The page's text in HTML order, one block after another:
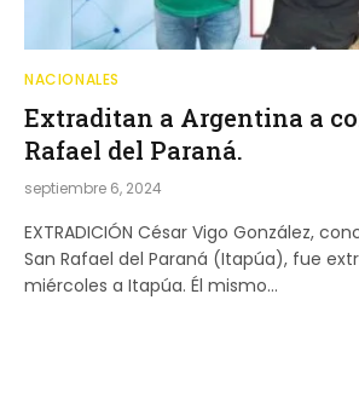
NACIONALES
Extraditan a Argentina a
Rafael del Paraná.
septiembre 6, 2024
EXTRADICIÓN César Vigo González,
San Rafael del Paraná (Itapúa), fue
miércoles a Itapúa. Él mismo…